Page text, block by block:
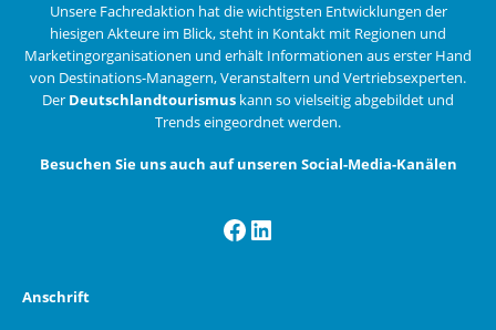
Unsere Fachredaktion hat die wichtigsten Entwicklungen der
hiesigen Akteure im Blick, steht in Kontakt mit Regionen und
Marketingorganisationen und erhält Informationen aus erster Hand
von Destinations-Managern, Veranstaltern und Vertriebsexperten.
Der Deutschlandtourismus kann so vielseitig abgebildet und
Trends eingeordnet werden.
Besuchen Sie uns auch auf unseren Social-Media-Kanälen
Facebook
LinkedIn
Anschrift